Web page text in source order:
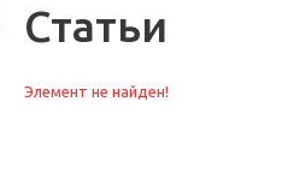
Статьи
Элемент не найден!